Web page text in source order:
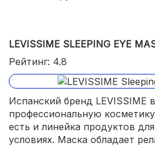
LEVISSIME SLEEPING EYE
Рейтинг: 4.8
Испанский бренд LEVISSIME
профессиональную
есть и линейка продуктов
условиях. Маска обладает